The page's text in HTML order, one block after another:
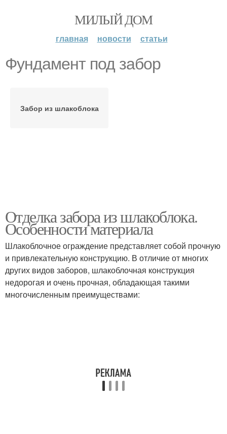
МИЛЫЙ ДОМ
главная новости статьи
Фундамент под забор
Забор из шлакоблока
Отделка забора из шлакоблока.
Особенности материала
Шлакоблочное ограждение представляет собой прочную
и привлекательную конструкцию. В отличие от многих
других видов заборов, шлакоблочная конструкция
недорогая и очень прочная, обладающая такими
многочисленным преимуществами: